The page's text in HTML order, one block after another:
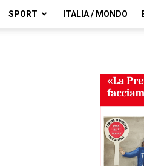
SPORT ITALIA / MONDO